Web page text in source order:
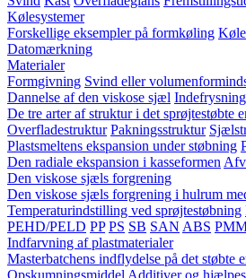
Kølesystemer
Forskellige eksempler på formkøling
Datomærkning
Materialer
Formgivning Svind eller
Dannelse af den viskose sjæl
De tre arter af struktur i det sprøjtestøbte
Overfladestruktur Pakningsstruktur
Plastsmeltens ekspansion under støbning
Den radiale ekspansion i kasseformen
Den viskose sjæls forgrening
Den viskose sjæls forgrening i hulrum
Temperaturindstilling ved sprøjtestøbning
PEHD/PELD PP PS SB SAN ABS
Indfarvning af plastmaterialer
Masterbatchens indflydelse på det støbte
Opskumningsmiddel Additiver og